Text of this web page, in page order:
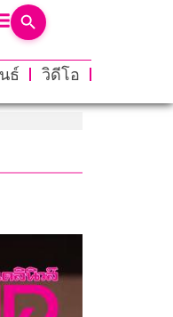
ธ์
วิดีโอ